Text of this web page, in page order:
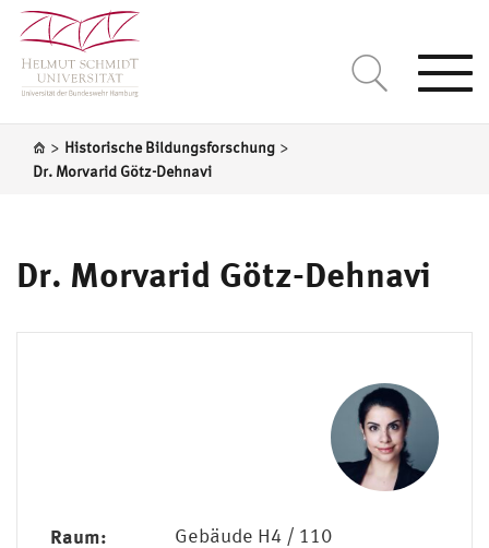
> Historische Bildungsforschung >
Dr. Morvarid Götz-Dehnavi
Dr. Morvarid Götz-Dehnavi
Raum: Gebäude H4 / 110